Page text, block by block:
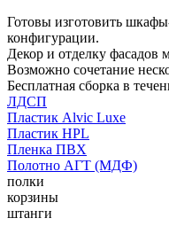
Готовы изготовить
конфигурации.
Декор и отделку
Возможно сочетание
Бесплатная сборка в
ЛДСП
Пластик Alvic Luxe
Пластик HPL
Пленка ПВХ
Полотно АГТ (МДФ)
полки
корзины
штанги